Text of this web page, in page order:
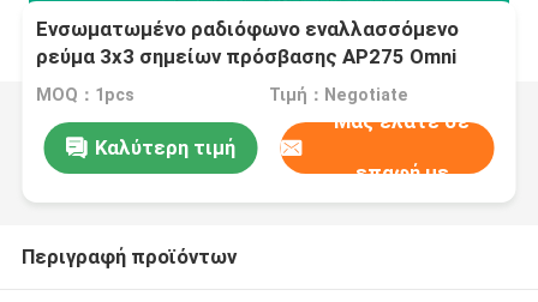
Ενσωματωμένο ραδιόφωνο εναλλασσόμενο
ρεύμα 3x3 σημείων πρόσβασης AP275 Omni
υπαίθριο Αρούμπα ασύρματο: 3
MOQ：1pcs Τιμή：Negotiate
Καλύτερη τιμή
Μας ελάτε σε
επαφή με
Περιγραφή προϊόντων